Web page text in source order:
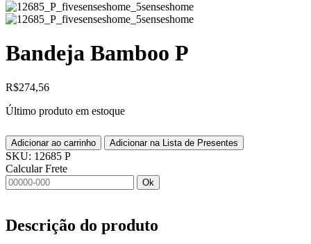
Bandeja Bamboo P
R$274,56
Último produto em estoque
Adicionar ao carrinho Adicionar na Lista de Presentes
SKU: 12685 P
Calcular Frete
Ok
Descrição do produto